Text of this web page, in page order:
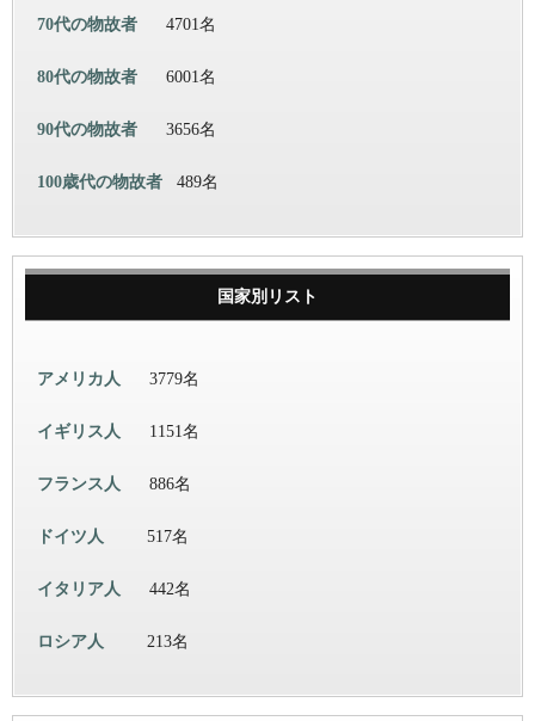
70代の物故者 4701名
80代の物故者 6001名
90代の物故者 3656名
100歳代の物故者 489名
国家別リスト
アメリカ人 3779名
イギリス人 1151名
フランス人 886名
ドイツ人 517名
イタリア人 442名
ロシア人 213名